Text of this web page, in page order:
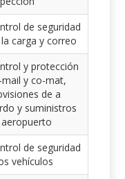
de seguridad
carga y correo
y protección
y co-mat,
de a
y suministros
de seguridad
vehículos